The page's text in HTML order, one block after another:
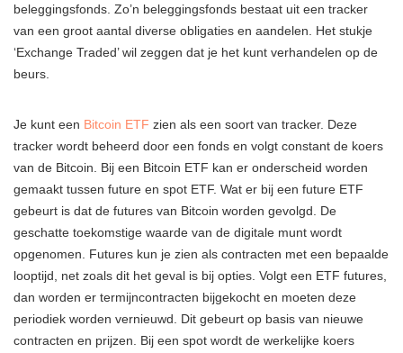
beleggingsfonds. Zo’n beleggingsfonds bestaat uit een tracker
van een groot aantal diverse obligaties en aandelen. Het stukje
‘Exchange Traded’ wil zeggen dat je het kunt verhandelen op de
beurs.
Je kunt een Bitcoin ETF zien als een soort van tracker. Deze
tracker wordt beheerd door een fonds en volgt constant de koers
van de Bitcoin. Bij een Bitcoin ETF kan er onderscheid worden
gemaakt tussen future en spot ETF. Wat er bij een future ETF
gebeurt is dat de futures van Bitcoin worden gevolgd. De
geschatte toekomstige waarde van de digitale munt wordt
opgenomen. Futures kun je zien als contracten met een bepaalde
looptijd, net zoals dit het geval is bij opties. Volgt een ETF futures,
dan worden er termijncontracten bijgekocht en moeten deze
periodiek worden vernieuwd. Dit gebeurt op basis van nieuwe
contracten en prijzen. Bij een spot wordt de werkelijke koers